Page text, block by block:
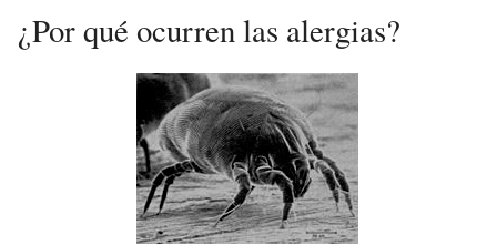
¿Por qué ocurren las alergias?